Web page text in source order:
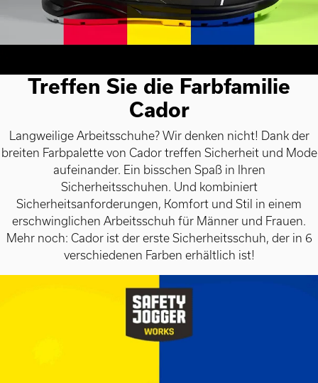
Treffen Sie die Farbfamilie
Cador
Langweilige Arbeitsschuhe? Wir denken nicht! Dank der
breiten Farbpalette von Cador treffen Sicherheit und Mode
aufeinander. Ein bisschen Spaß in Ihren
Sicherheitsschuhen. Und kombiniert
Sicherheitsanforderungen, Komfort und Stil in einem
erschwinglichen Arbeitsschuh für Männer und Frauen.
Mehr noch: Cador ist der erste Sicherheitsschuh, der in 6
verschiedenen Farben erhältlich ist!